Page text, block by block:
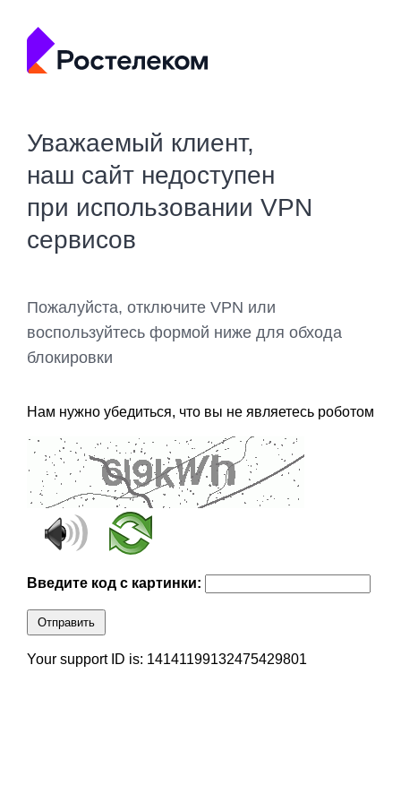
Уважаемый клиент,
наш сайт недоступен
при использовании VPN
сервисов
Пожалуйста, отключите VPN или
воспользуйтесь формой ниже для обхода
блокировки
Нам нужно убедиться, что вы не являетесь роботом
Введите код с картинки:
Отправить
Your support ID is: 14141199132475429801